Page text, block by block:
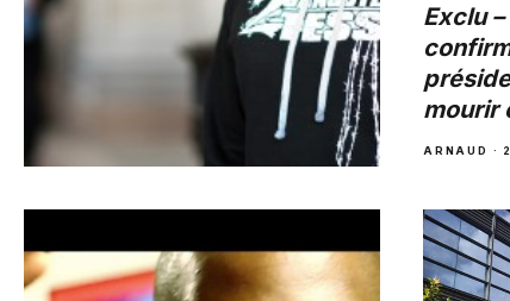
Pen a baissé les yeux devant
moi »
Exclu
mourir
ARNAUD ·